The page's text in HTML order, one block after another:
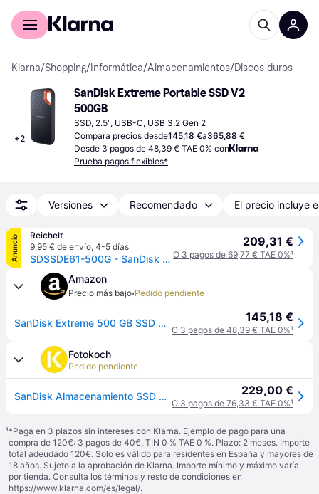
Comprar con Klarna
Klarna/Shopping/ Informática/Almacenamientos/Discos duros
+2
SanDisk Extreme Portable SSD V2
500GB
SSD, 2.5", USB-C, USB 3.2 Gen 2
Compara precios desde145,18 €a365,88 €
Desde 3 pagos de 48,39 € TAE 0% con
Prueba pagos flexibles*
Versiones Recomendado El precio incluye
Anuncio
Reichelt
9,95 € de envío, 4-5 días
SDSSDE61-500G - SanDisk Extreme portátil SSD V2, 512 GB
209,31 €
O 3 pagos de 69,77 € TAE 0%¹
Amazon
Precio más bajo·Pedido pendiente
SanDisk Extreme 500 GB SSD NVMe portátil USB-C, hasta 1050 MB/s de velocidad de lectura y 1000 MB/s de velocidad de escritura, resistente al agua y al polvo 145,18 €
O 3 pagos de 48,39 € TAE 0%¹
Fotokoch
Pedido pendiente
SanDisk Almacenamiento SSD portátil extremo V2 500 GB 229,00 €
O 3 pagos de 76,33 € TAE 0%¹
¹*Paga en 3 plazos sin intereses con Klarna. Ejemplo de pago para una
compra de 120€: 3 pagos de 40€, TIN 0 % TAE 0 %. Plazo: 2 meses. Importe
total adeudado 120€. Solo es válido para residentes en España y mayores de
18 años. Sujeto a la aprobación de Klarna. Importe mínimo y máximo varía
por tienda. Consulta los términos y resto de condiciones en
https://www.klarna.com/es/legal/.